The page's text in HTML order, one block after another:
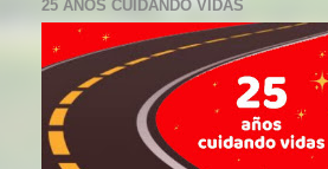
25 AÑOS CUIDANDO VIDAS